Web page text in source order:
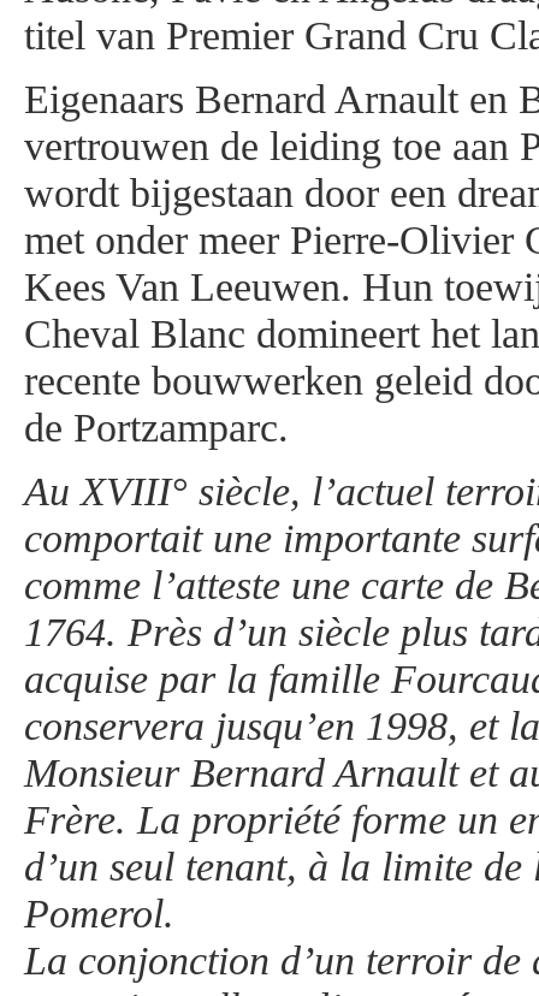
titel van Premier Grand Cru
Eigenaars Bernard Arnault en
vertrouwen de leiding toe aan
wordt bijgestaan door een
met onder meer Pierre-Olivier
Kees Van Leeuwen. Hun
Cheval Blanc domineert het
recente bouwwerken geleid
de Portzamparc.
Au XVIII° siècle, l’actuel
comportait une importante
comme l’atteste une carte de
1764. Près d’un siècle plus
acquise par la famille
conservera jusqu’en 1998, et
Monsieur Bernard Arnault et
Frère. La propriété forme un
d’un seul tenant, à la limite de
Pomerol.
La conjonction d’un terroir de